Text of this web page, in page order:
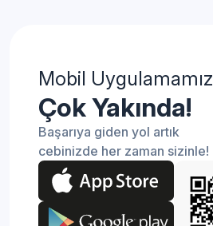
Mobil Uygulamamız
Çok Yakında!
Başarıya giden yol artık
cebinizde her zaman sizinle!